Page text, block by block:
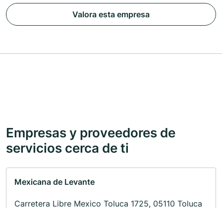
Valora esta empresa
Empresas y proveedores de
servicios cerca de ti
Mexicana de Levante
Carretera Libre Mexico Toluca 1725, 05110 Toluca